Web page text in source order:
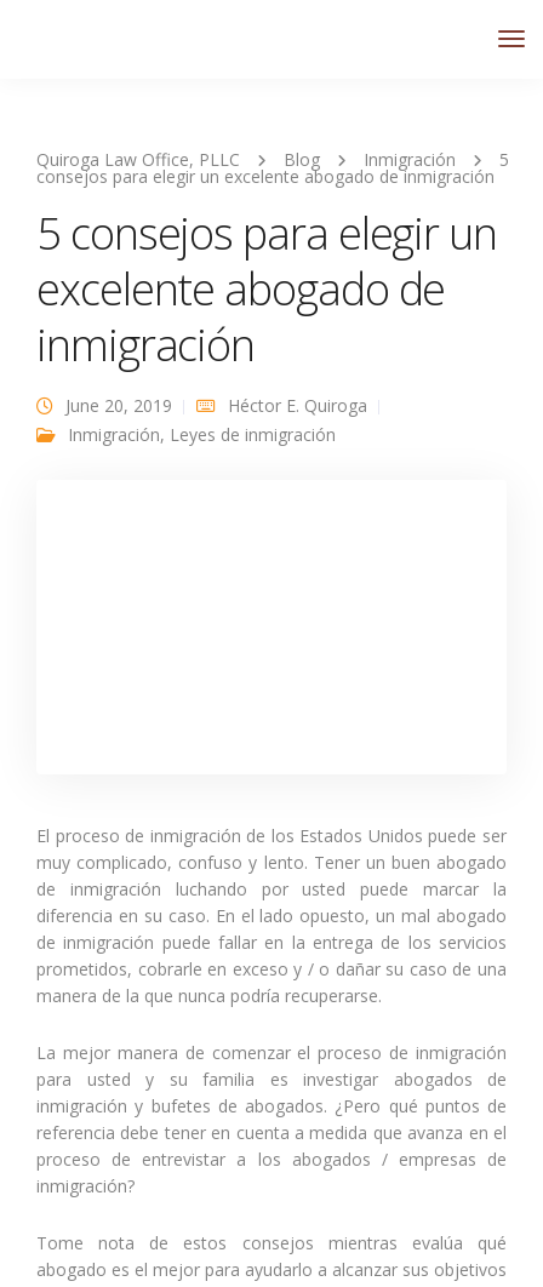
Quiroga Law Office, PLLC Blog Inmigración 5
consejos para elegir un excelente abogado de inmigración
5 consejos para elegir un
excelente abogado de
inmigración
June 20, 2019
Héctor E. Quiroga
Inmigración, Leyes de inmigración
El proceso de inmigración de los Estados Unidos puede ser
muy complicado, confuso y lento. Tener un buen abogado
de inmigración luchando por usted puede marcar la
diferencia en su caso. En el lado opuesto, un mal abogado
de inmigración puede fallar en la entrega de los servicios
prometidos, cobrarle en exceso y / o dañar su caso de una
manera de la que nunca podría recuperarse.
La mejor manera de comenzar el proceso de inmigración
para usted y su familia es investigar abogados de
inmigración y bufetes de abogados. ¿Pero qué puntos de
referencia debe tener en cuenta a medida que avanza en el
proceso de entrevistar a los abogados / empresas de
inmigración?
Tome nota de estos consejos mientras evalúa qué
abogado es el mejor para ayudarlo a alcanzar sus objetivos